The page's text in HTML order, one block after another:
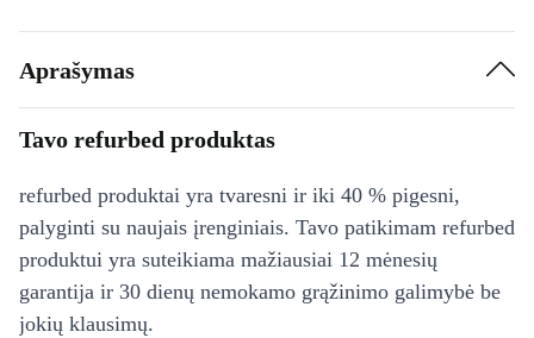
Aprašymas
Tavo refurbed produktas
refurbed produktai yra tvaresni ir iki 40 % pigesni,
palyginti su naujais įrenginiais. Tavo patikimam refurbed
produktui yra suteikiama mažiausiai 12 mėnesių
garantija ir 30 dienų nemokamo grąžinimo galimybė be
jokių klausimų.